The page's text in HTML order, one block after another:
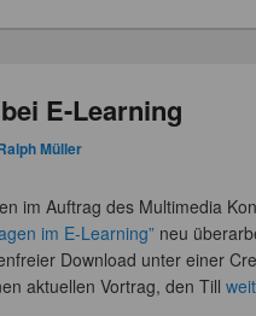
E-Learning
Müller
im Auftrag des Multimedia
im E-Learning” neu
Download unter einer
aktuellen Vortrag, den Till